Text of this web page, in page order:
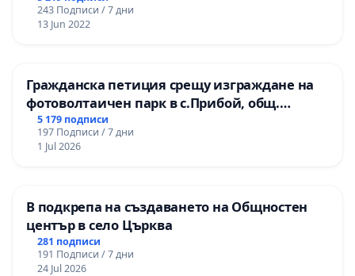
243 Подписи / 7 дни
13 Jun 2022
Гражданска петиция срещу изграждане на
фотоволтаичен парк в с.Прибой, общ.
Радомир
5 179 подписи
197 Подписи / 7 дни
1 Jul 2026
В подкрепа на създаването на Общностен
център в село Църква
281 подписи
191 Подписи / 7 дни
24 Jul 2026